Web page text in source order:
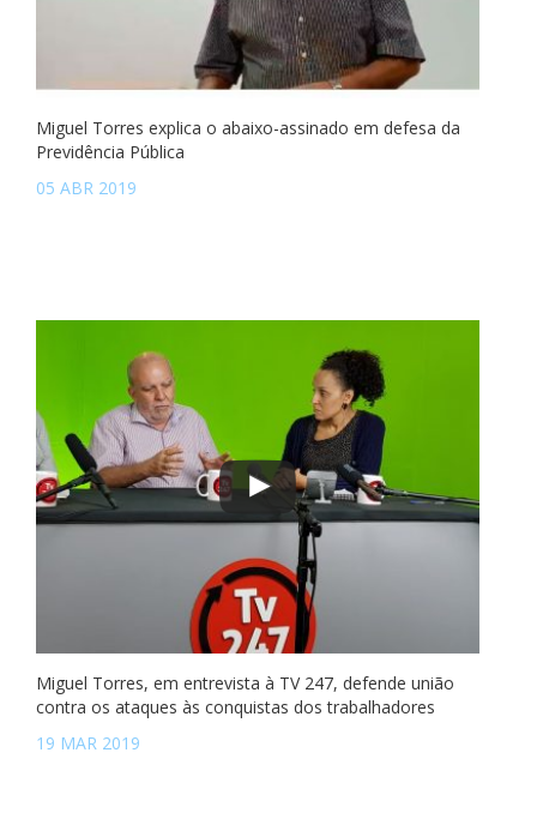
Miguel Torres explica o abaixo-assinado em defesa da
Previdência Pública
05 ABR 2019
Miguel Torres, em entrevista à TV 247, defende união
contra os ataques às conquistas dos trabalhadores
19 MAR 2019